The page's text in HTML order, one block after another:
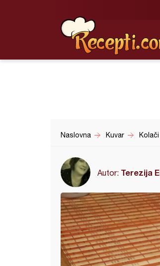
Naslovna Kuvar Kolači
Autor: Terezija